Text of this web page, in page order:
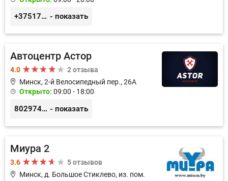
+375172074280 - показать
Автоцентр Астор
4.0
2 отзыва
Минск, 2-й Велосипедный пер., 26А
Открыто: 09:00 - 18:00
80297417788 - показать
Миура 2
3.6
5 отзывов
Минск, д. Большое Стиклево, из. пом.